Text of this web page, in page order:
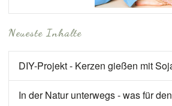
Neueste Inhalte
DIY-Projekt - Kerzen gießen mit
In der Natur unterwegs - was für